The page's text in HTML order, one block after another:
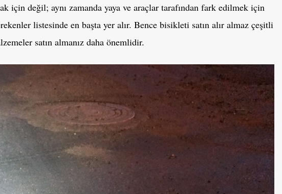
için değil; aynı zamanda yaya ve araçlar tarafından fark edilmek için
listesinde en başta yer alır. Bence bisikleti satın alır almaz çeşitli
satın almanız daha önemlidir.